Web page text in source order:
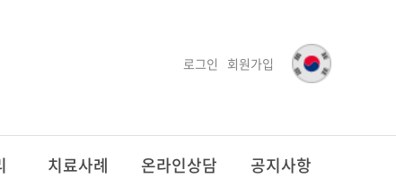
로그인 회원가입
치료사례 온라인상담 공지사항